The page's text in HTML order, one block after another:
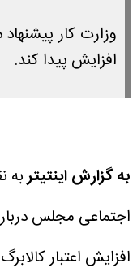
افزایش پیدا کند.
به گزارش اینتیتربه
اجتماعی مجلس
افزایش اعتبار